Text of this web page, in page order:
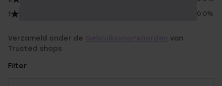
1 0.0%
Verzameld onder de
van
Trusted shops
Filter